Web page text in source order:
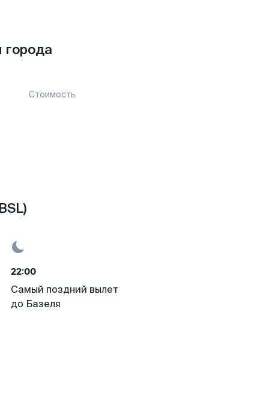
Стоимость
22:00
Самый поздний вылет
до Базеля